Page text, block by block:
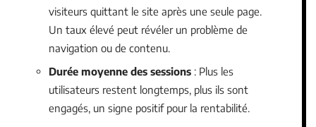
visiteurs quittant le site après une seule page.
Un taux élevé peut révéler un problème de
navigation ou de contenu.
Durée moyenne des sessions : Plus les
utilisateurs restent longtemps, plus ils sont
engagés, un signe positif pour la rentabilité.